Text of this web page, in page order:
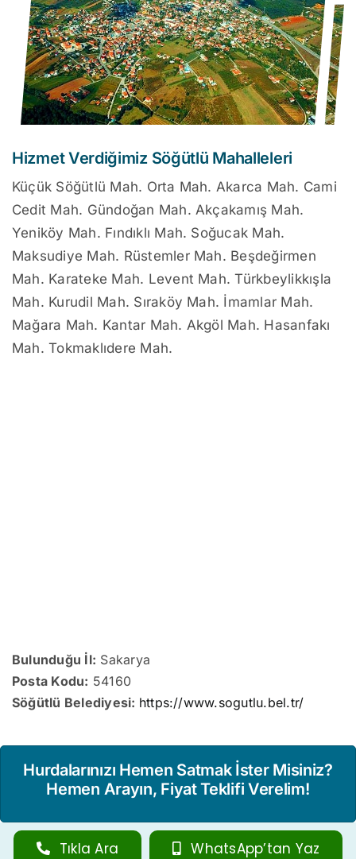
Hizmet Verdiğimiz Söğütlü Mahalleleri
Küçük Söğütlü Mah. Orta Mah. Akarca Mah. Cami
Cedit Mah. Gündoğan Mah. Akçakamış Mah.
Yeniköy Mah. Fındıklı Mah. Soğucak Mah.
Maksudiye Mah. Rüstemler Mah. Beşdeğirmen
Mah. Karateke Mah. Levent Mah. Türkbeylikkışla
Mah. Kurudil Mah. Sıraköy Mah. İmamlar Mah.
Mağara Mah. Kantar Mah. Akgöl Mah. Hasanfakı
Mah. Tokmaklıdere Mah.
Bulunduğu İl: Sakarya
Posta Kodu: 54160
Söğütlü Belediyesi: https://www.sogutlu.bel.tr/
Hurdalarınızı Hemen Satmak İster Misiniz?
Hemen Arayın, Fiyat Teklifi Verelim!
Tıkla Ara WhatsApp’tan Yaz